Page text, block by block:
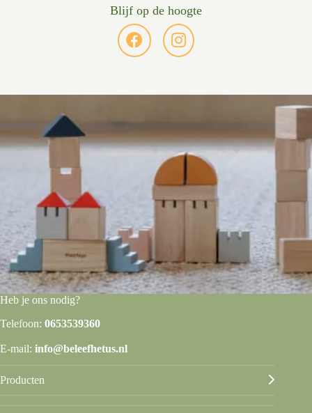
Blijf op de hoogte
Heb je ons nodig?
Telefoon: 0653539360
E-mail: info@beleefhetus.nl
Producten